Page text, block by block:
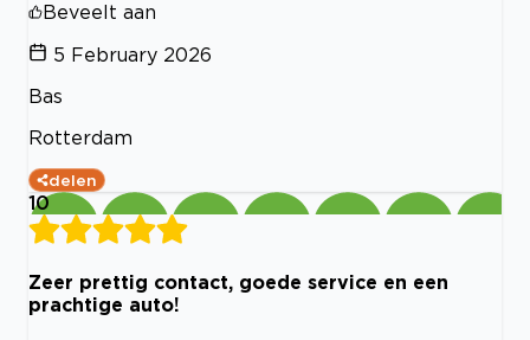
Beveelt aan
5 February 2026
Bas
Rotterdam
delen
10
Zeer prettig contact, goede service en een
prachtige auto!